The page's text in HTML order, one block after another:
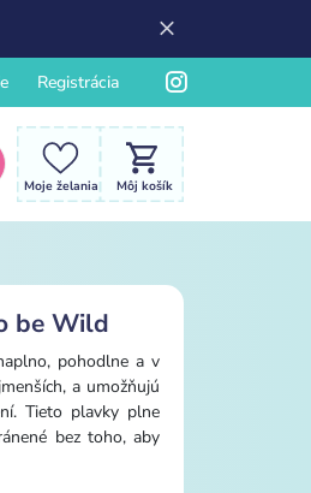
Registrácia
Moje želania Môj košík
be Wild
pohodlne a v
a umožňujú
Tieto plavky plne
bez toho, aby